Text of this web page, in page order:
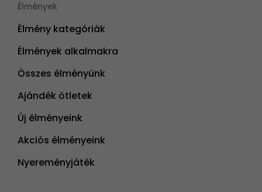
Élmények
Élmény kategóriák
Élmények alkalmakra
Összes élményünk
Ajándék ötletek
Új élményeink
Akciós élményeink
Nyereményjáték